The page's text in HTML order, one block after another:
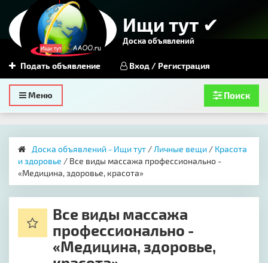
Ищи тут ✔
Доска объявлений
Подать объявление Вход / Регистрация
Toggle
navigation
Меню Поиск
Доска объявлений - Ищи тут /Личные вещи / Красота
и здоровье / Все виды массажа профессионально -
«Медицина, здоровье, красота»
Все виды массажа
профессионально -
«Медицина, здоровье,